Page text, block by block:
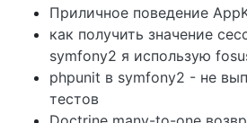
Приличное поведение
как получить значение
symfony2 я использую
phpunit в symfony2 - не
тестов